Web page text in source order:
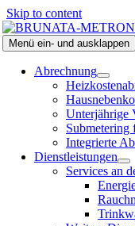
Skip to content
Menü ein- und ausklappen
Abrechnung
Unterjährige
Submetering
Integrierte
Dienstleistungen
Services an